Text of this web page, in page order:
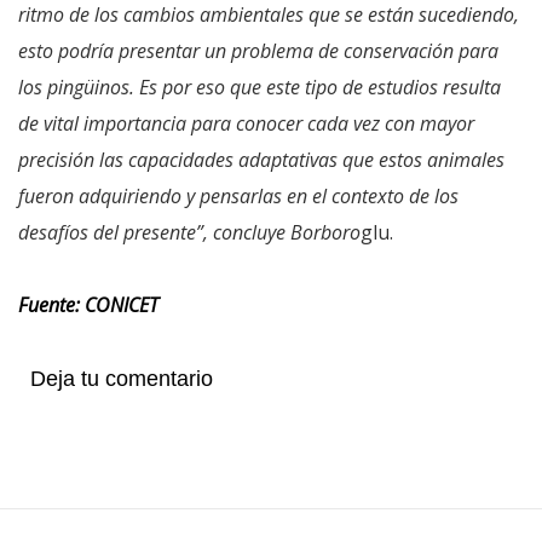
ritmo de los cambios ambientales que se están sucediendo,
esto podría presentar un problema de conservación para
los pingüinos. Es por eso que este tipo de estudios resulta
de vital importancia para conocer cada vez con mayor
precisión las capacidades adaptativas que estos animales
fueron adquiriendo y pensarlas en el contexto de los
desafíos del presente”, concluye Borboroglu.
Fuente: CONICET
Deja tu comentario